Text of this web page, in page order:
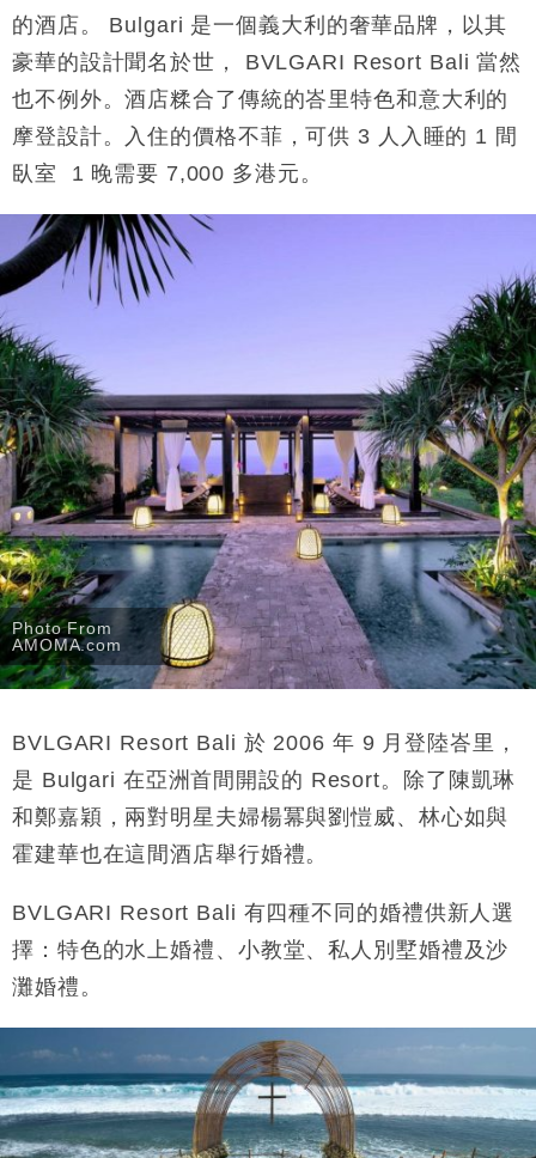
的酒店。 Bulgari 是一個義大利的奢華品牌，以其
豪華的設計聞名於世， BVLGARI Resort Bali 當然
也不例外。酒店糅合了傳統的峇里特色和意大利的
摩登設計。入住的價格不菲，可供 3 人入睡的 1 間
臥室 1 晚需要 7,000 多港元。
Photo From
AMOMA.com
BVLGARI Resort Bali 於 2006 年 9 月登陸峇里，
是 Bulgari 在亞洲首間開設的 Resort。除了陳凱琳
和鄭嘉穎，兩對明星夫婦楊冪與劉愷威、林心如與
霍建華也在這間酒店舉行婚禮。
BVLGARI Resort Bali 有四種不同的婚禮供新人選
擇：特色的水上婚禮、小教堂、私人別墅婚禮及沙
灘婚禮。